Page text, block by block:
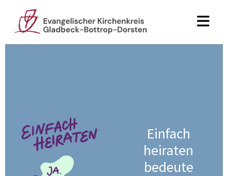
Einfach
heiraten
bedeute